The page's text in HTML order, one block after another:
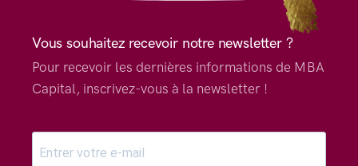
Vous souhaitez recevoir notre newsletter ?
Pour recevoir les dernières informations de MBA
Capital, inscrivez-vous à la newsletter !